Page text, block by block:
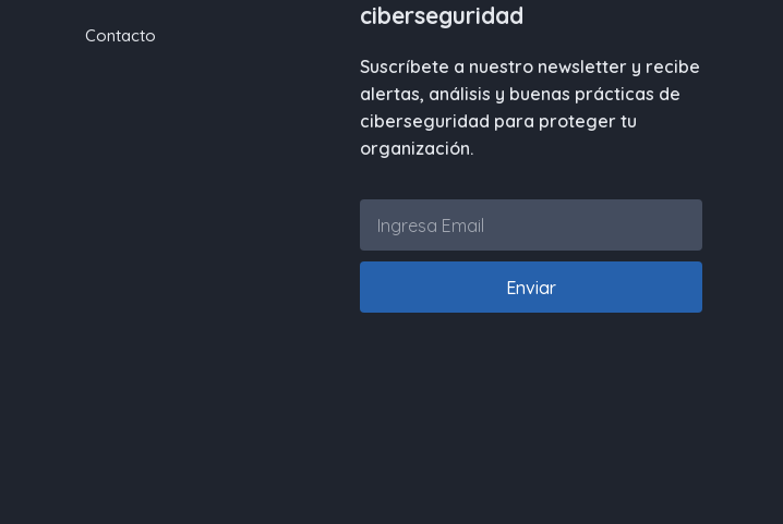
Contacto
ciberseguridad
Suscríbete a nuestro newsletter y recibe
alertas, análisis y buenas prácticas de
ciberseguridad para proteger tu
organización.
Enviar